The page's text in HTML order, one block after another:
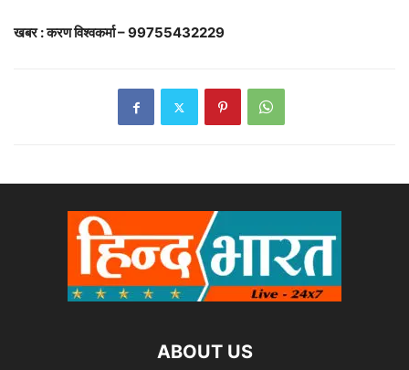
खबर : करण विश्वकर्मा – 99755432229
ABOUT US